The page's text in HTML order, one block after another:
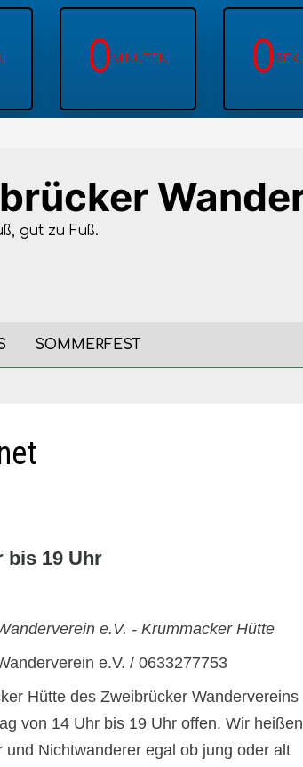
0 MINUTEN 0
gut zu Fuß.
SOMMERFEST
bis 19 Uhr
e.V. - Krummacker Hütte
e.V. / 0633277753
Hütte des Zweibrücker Wandervereins
von 14 Uhr bis 19 Uhr offen. Wir heißen
und Nichtwanderer egal ob jung oder alt